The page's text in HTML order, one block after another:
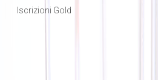
Iscrizioni Gold